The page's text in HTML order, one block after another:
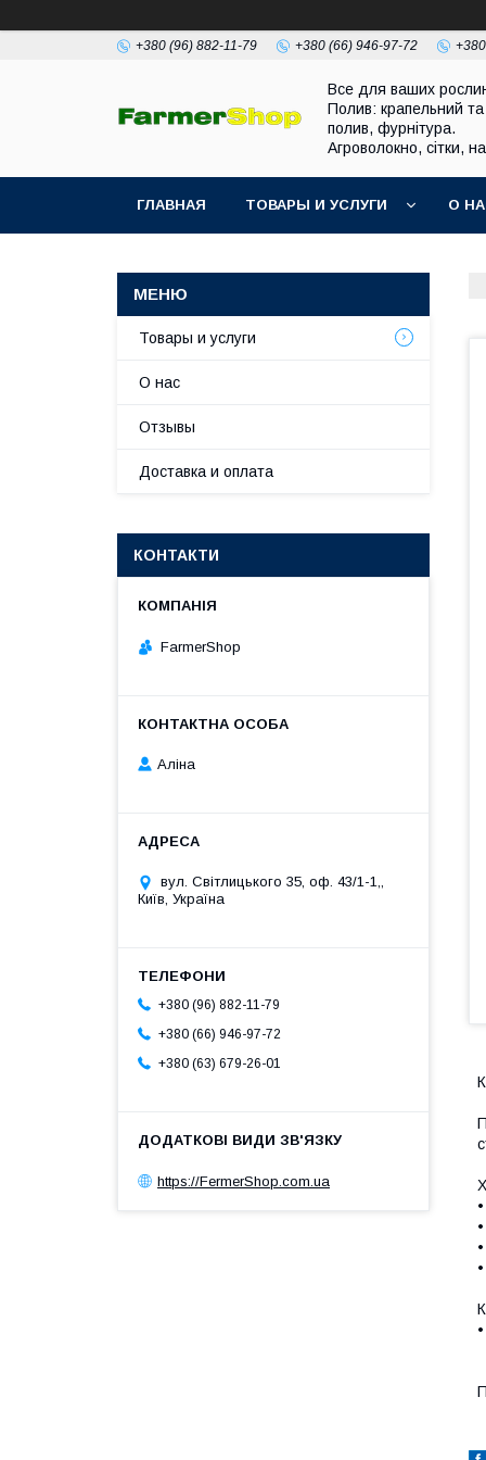
+380 (96) 882-11-79 +380 (66) 946-97-72
Все для ваших
Полив: крапельний та
полив, фурнітура.
Агроволокно, сітки,
ГЛАВНАЯ ТОВАРЫ И УСЛУГИ О
Товары и услуги
О нас
Отзывы
Доставка и оплата
КОНТАКТИ
FarmerShop
Аліна
вул. Світлицького 35, оф. 43/1-1,,
Київ, Україна
+380 (96) 882-11-79
+380 (66) 946-97-72
+380 (63) 679-26-01
https://FermerShop.com.ua